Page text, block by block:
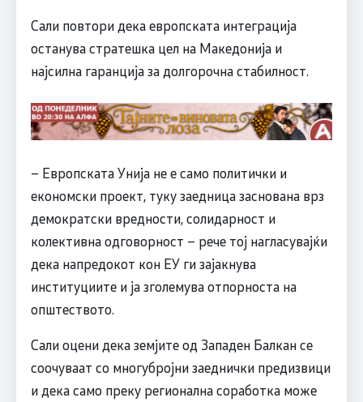
Сали повтори дека европската интеграција
останува стратешка цел на Македонија и
најсилна гаранција за долгорочна стабилност.
– Европската Унија не е само политички и
економски проект, туку заедница заснована врз
демократски вредности, солидарност и
колективна одговорност – рече тој нагласувајќи
дека напредокот кон ЕУ ги зајакнува
институциите и ја зголемува отпорноста на
општеството.
Сали оцени дека земјите од Западен Балкан се
соочуваат со многубројни заеднички предизвици
и дека само преку регионална соработка може